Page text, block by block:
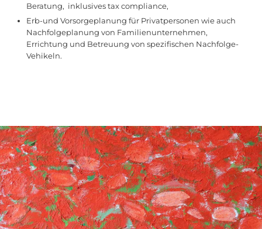
Beratung, inklusives tax compliance,
Erb-und Vorsorgeplanung für Privatpersonen wie auch
Nachfolgeplanung von Familienunternehmen,
Errichtung und Betreuung von spezifischen Nachfolge-
Vehikeln.